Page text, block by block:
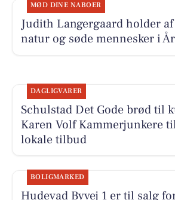
MØD DINE NABOER
Judith Langergaard holder
natur og søde mennesker i
DAGLIGVARER
Schulstad Det Gode brød til
Karen Volf Kammerjunkere
lokale tilbud
BOLIGMARKED
Hudevad Byvej 1 er til salg